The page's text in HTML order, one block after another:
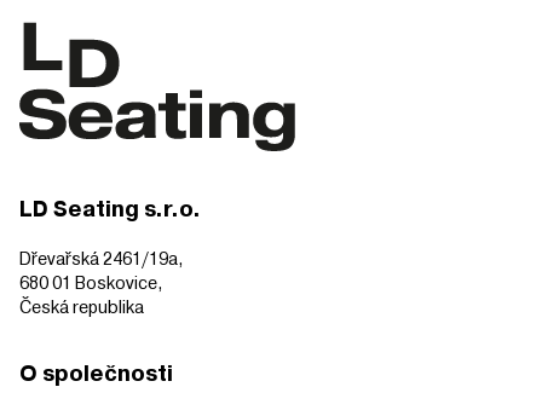
LD Seating s.r.o.
Dřevařská 2461/19a,
680 01 Boskovice,
Česká republika
O společnosti